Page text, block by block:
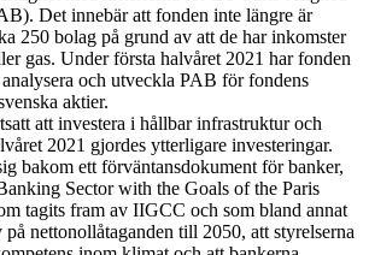
Det innebär att fonden inte längre är
250 bolag på grund av att de har inkomster
gas. Under första halvåret 2021 har fonden
analysera och utveckla PAB för fondens
aktier.
att investera i hållbar infrastruktur och
2021 gjordes ytterligare investeringar.
bakom ett förväntansdokument för banker,
Sector with the Goals of the Paris
tagits fram av IIGCC och som bland annat
nettonollåtaganden till 2050, att styrelserna